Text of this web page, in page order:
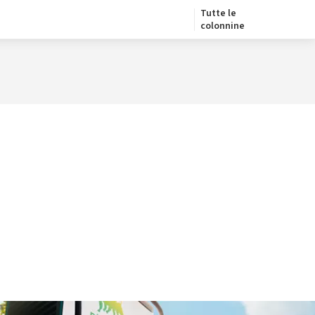
Tutte le
colonnine